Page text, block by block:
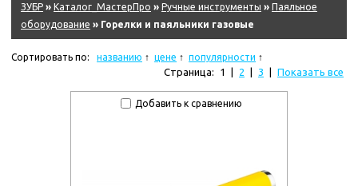
ЗУБР » Каталог_МастерПро » Ручные инструменты » Паяльное
оборудование » Горелки и паяльники газовые
Сортировать по: названию цене популярности
Страница: 1 2 3 Показать все
Добавить к сравнению